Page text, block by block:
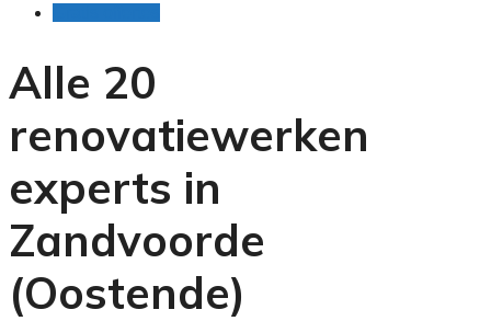
Alle 20
renovatiewerken
experts in
Zandvoorde
(Oostende)